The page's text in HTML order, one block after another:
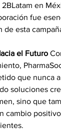
en
fue
de esta
el Futuro
que nunca
soluciones
sino que
cambio